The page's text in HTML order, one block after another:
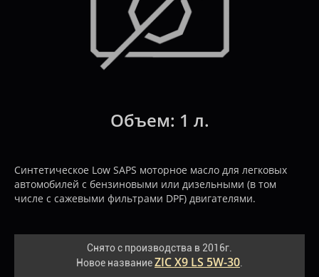
Объем: 1 л.
Синтетическое Low SAPS моторное масло для легковых
автомобилей с бензиновыми или дизельными (в том
числе с сажевыми фильтрами DPF) двигателями.
Снято с производства в 2016г.
Новое названиеZIC X9 LS 5W-30